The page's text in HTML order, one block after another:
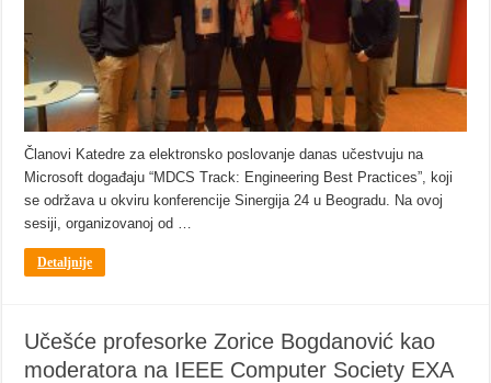
Članovi Katedre za elektronsko poslovanje danas učestvuju na
Microsoft događaju “MDCS Track: Engineering Best Practices”, koji
se održava u okviru konferencije Sinergija 24 u Beogradu. Na ovoj
sesiji, organizovanoj od …
Detaljnije
Učešće profesorke Zorice Bogdanović kao
moderatora na IEEE Computer Society EXA